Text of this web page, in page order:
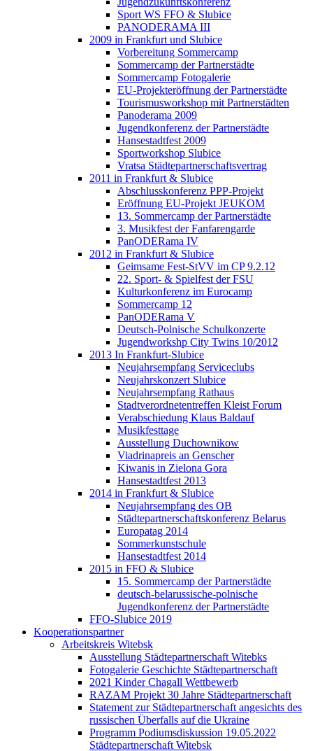
Sport WS FFO & Slubice
PANODERAMA III
2009 in Frankfurt und Slubice
Vorbereitung Sommercamp
Sommercamp der Partnerstädte
Sommercamp Fotogalerie
EU-Projekteröffnung der Partnerstädte
Tourismusworkshop mit Partnerstädten
Panoderama 2009
Jugendkonferenz der Partnerstädte
Hansestadtfest 2009
Sportworkshop Slubice
Vratsa Städtepartnerschaftsvertrag
2011 in Frankfurt & Slubice
Abschlusskonferenz PPP-Projekt
Eröffnung EU-Projekt JEUKOM
13. Sommercamp der Partnerstädte
3. Musikfest der Fanfarengarde
PanODERama IV
2012 in Frankfurt & Slubice
Geimsame Fest-StVV im CP 9.2.12
22. Sport- & Spielfest der FSU
Kulturkonferenz im Eurocamp
Sommercamp 12
PanODERama V
Deutsch-Polnische Schulkonzerte
Jugendworkshp City Twins 10/2012
2013 In Frankfurt-Slubice
Neujahrsempfang Serviceclubs
Neujahrskonzert Slubice
Neujahrsempfang Rathaus
Stadtverordnetentreffen Kleist Forum
Verabschiedung Klaus Baldauf
Musikfesttage
Ausstellung Duchownikow
Viadrinapreis an Genscher
Kiwanis in Zielona Gora
Hansestadtfest 2013
2014 in Frankfurt & Slubice
Neujahrsempfang des OB
Städtepartnerschaftskonferenz Belarus
Europatag 2014
Sommerkunstschule
Hansestadtfest 2014
2015 in FFO & Slubice
15. Sommercamp der Partnerstädte
deutsch-belarussische-polnische
Jugendkonferenz der Partnerstädte
FFO-Slubice 2019
Kooperationspartner
Arbeitskreis Witebsk
Ausstellung Städtepartnerschaft Witebks
Fotogalerie Geschichte Städtepartnerschaft
2021 Kinder Chagall Wettbewerb
RAZAM Projekt 30 Jahre Städtepartnerschaft
Statement zur Städtepartnerschaft angesichts des
russischen Überfalls auf die Ukraine
Programm Podiumsdiskussion 19.05.2022
Städtepartnerschaft Witebsk